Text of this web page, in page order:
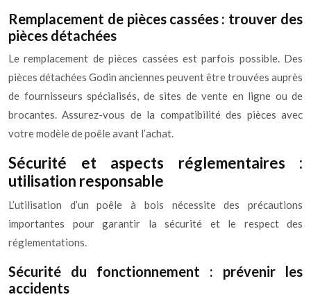
Remplacement de pièces cassées : trouver des
pièces détachées
Le remplacement de pièces cassées est parfois possible. Des
pièces détachées Godin anciennes peuvent être trouvées auprès
de fournisseurs spécialisés, de sites de vente en ligne ou de
brocantes. Assurez-vous de la compatibilité des pièces avec
votre modèle de poêle avant l’achat.
Sécurité et aspects réglementaires :
utilisation responsable
L’utilisation d’un poêle à bois nécessite des précautions
importantes pour garantir la sécurité et le respect des
réglementations.
Sécurité du fonctionnement : prévenir les
accidents